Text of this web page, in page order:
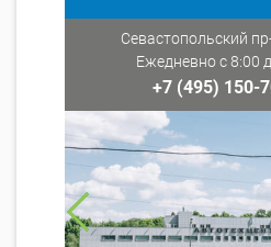
Севастопольский
Ежедневно с 8:00
+7 (495) 150-